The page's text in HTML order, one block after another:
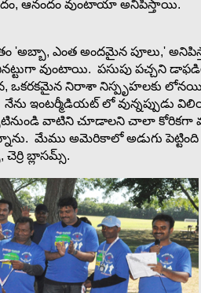
ఆనందం వుంటాయా అనిపిస్తాయి.
'అబ్బా, ఎంత అందమైన పూలు,'
వుంటాయి. పసుపు పచ్చని
ఒకరకమైన నిరాశా నిస్పృహలకు
ఇంటర్మీడియట్ లో వున్నప్పుడు
వాటిని చూడాలని చాలా కోరికగా
మేము అమెరికాలో అడుగు పెట్టింది
బ్లాసమ్స్.